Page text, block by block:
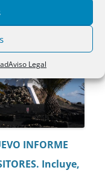
Aviso Legal
INFORME
Incluye,